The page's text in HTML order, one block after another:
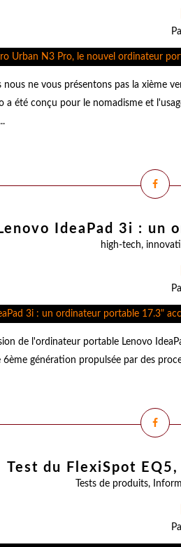
nous ne vous présentons pas la xième
a été conçu pour le nomadisme et
Lenovo IdeaPad 3i : un
high-tech,
de l'ordinateur portable Lenovo
6ème génération propulsée par des
Test du FlexiSpot
Tests de produits,